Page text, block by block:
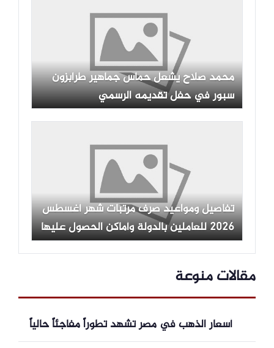
محمد صلاح يشعل حماس جماهير طرابزون
سبور في حفل تقديمه الرسمي
تفاصيل ومواعيد صرف مرتبات شهر أغسطس
2026 للعاملين بالدولة وأماكن الحصول عليها
مقالات منوعة
أسعار الذهب في مصر تشهد تطوراً مفاجئاً حالياً